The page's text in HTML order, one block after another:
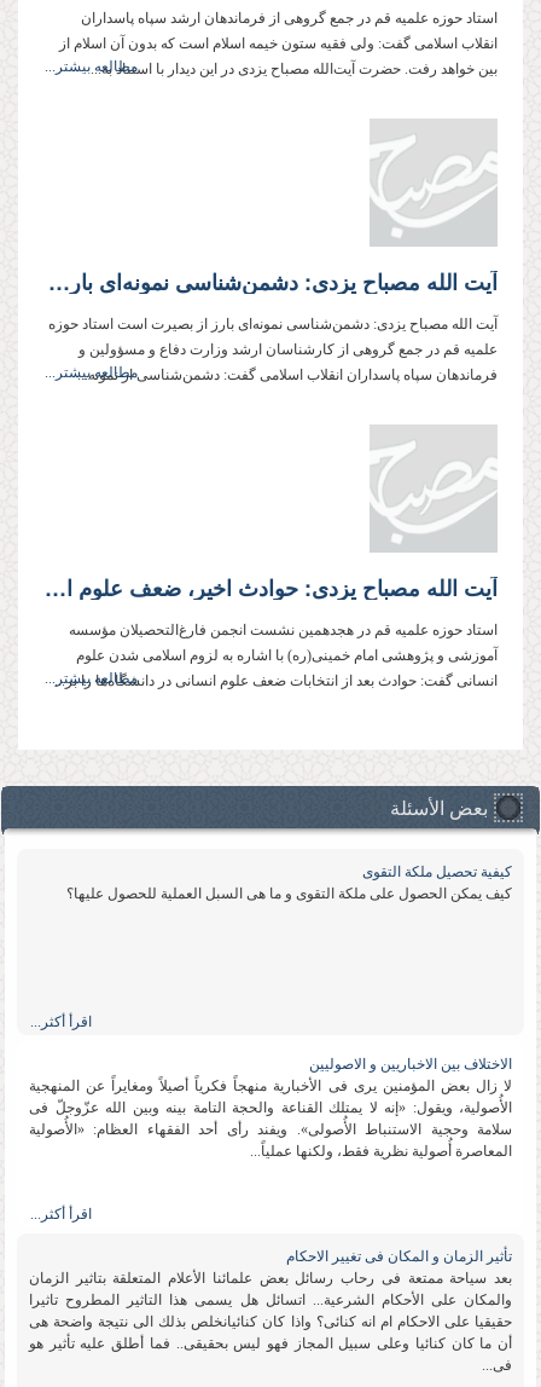
استاد حوزه علمیه قم در جمع گروهی از فرماندهان ارشد سپاه پاسداران
انقلاب اسلامی گفت: ولی فقیه ستون خیمه اسلام است كه بدون آن اسلام از
بین خواهد رفت. حضرت آیت‌‌الله مصباح یزدی در این دیدار با استناد به...مطالعه بیشتر...
آیت الله مصباح یزدی: دشمن‌شناسی نمونه‌ای بارز از بصیرت است
آیت الله مصباح یزدی: دشمن‌شناسی نمونه‌ای بارز از بصیرت است استاد حوزه
علمیه قم در جمع گروهی از کارشناسان ارشد وزارت دفاع و مسؤولین و
فرماندهان سپاه پاسداران انقلاب اسلامی گفت: دشمن‌شناسی از نمونه‌...
مطالعه بیشتر...
آیت الله مصباح یزدی: حوادث اخیر، ضعف علوم انسانی دانشگاه‌ها را بر ملا کرد
استاد حوزه علمیه قم در هجدهمین نشست انجمن فارغ‌‌التحصیلان مؤسسه
آموزشی و پژوهشی امام خمینی(ره) با اشاره به لزوم اسلامی شدن علوم
انسانی گفت: حوادث بعد از انتخابات ضعف علوم انسانی در دانشگاه‌ها را بر...
مطالعه بیشتر...
بعض الأسئلة
كیفیة تحصیل ملكة التقوى
كیف یمكن الحصول على ملكة التقوى و ما هی السبل العملیة للحصول علیها؟
اقرأ أكثر...
الاختلاف بین الاخباریین و الاصولیین
لا زال بعض المؤمنین یرى فی الأخباریة منهجاً فكریاً أصیلاً ومغایراً عن المنهجیة
الأُصولیة، ویقول: «إنه لا یمتلك القناعة والحجة التامة بینه وبین الله عزّوجلّ فی
سلامة وحجیة الاستنباط الأُصولی». ویفند رأی أحد الفقهاء العظام: «الأُصولیة
المعاصرة أُصولیة نظریة فقط، ولكنها عملیاً...
اقرأ أكثر...
تأثیر الزمان و المكان فی تغییر الاحكام
بعد سیاحة ممتعة فی رحاب رسائل بعض علمائنا الأعلام المتعلقة بتاثیر الزمان
والمكان على الأحكام الشرعیة... اتسائل هل یسمى هذا التاثیر المطروح تاثیرا
حقیقیا على الاحكام ام انه كنائی؟ واذا كان كنائیانخلص بذلك الى نتیجة واضحة هی
أن ما كان كنائیا وعلى سبیل المجاز فهو لیس بحقیقی.. فما أطلق علیه تأثیر هو
فی...